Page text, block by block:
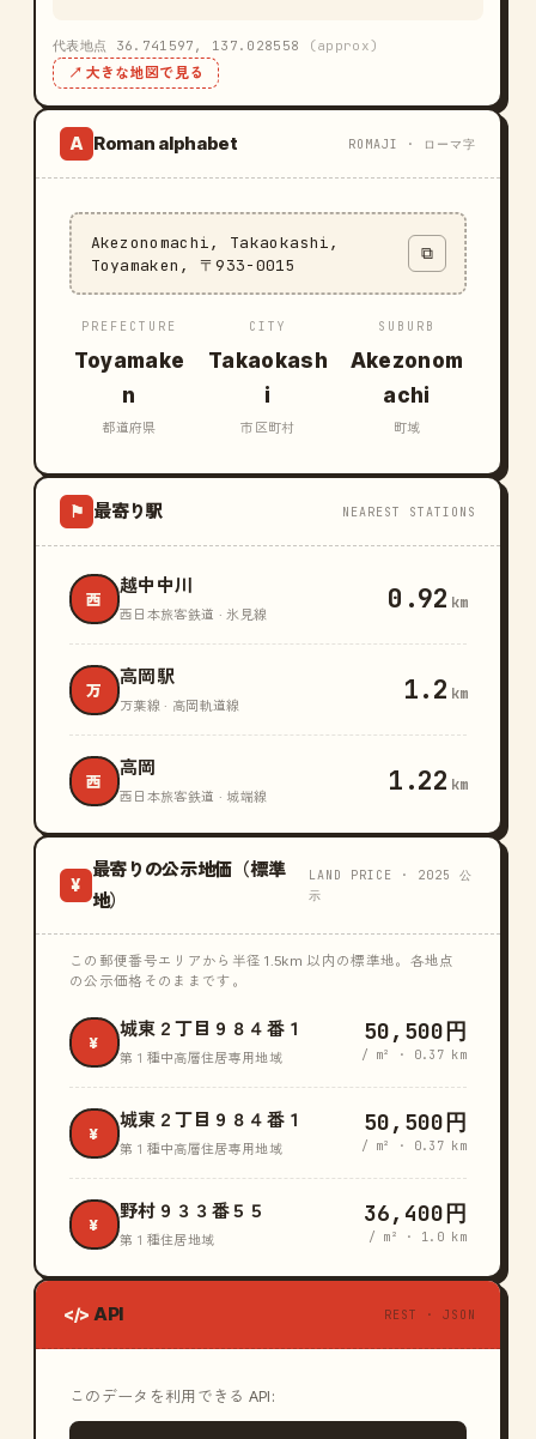
代表地点 36.741597, 137.028558 (approx)
↗ 大きな地図で見る
A Roman alphabet ROMAJI · ローマ字
Akezonomachi, Takaokashi,
Toyamaken, 〒933-0015
⧉
PREFECTURE
Toyamake
n
都道府県
CITY
Takaokash
i
市区町村
SUBURB
Akezonom
achi
町域
⚑ 最寄り駅 NEAREST STATIONS
西
越中中川
西日本旅客鉄道 · 氷見線 0.92 km
万
高岡駅
万葉線 · 高岡軌道線 1.2 km
西
高岡
西日本旅客鉄道 · 城端線 1.22 km
¥
最寄りの公示地価（標準
地）
LAND PRICE · 2025 公
示
この郵便番号エリアから半径 1.5km 以内の標準地。各地点
の公示価格そのままです。
¥
城東２丁目９８４番１
第１種中高層住居専用地域
50,500円
/ m² · 0.37 km
¥
城東２丁目９８４番１
第１種中高層住居専用地域
50,500円
/ m² · 0.37 km
¥
野村９３３番５５
第１種住居地域
36,400円
/ m² · 1.0 km
</> API REST · JSON
このデータを利用できる API: